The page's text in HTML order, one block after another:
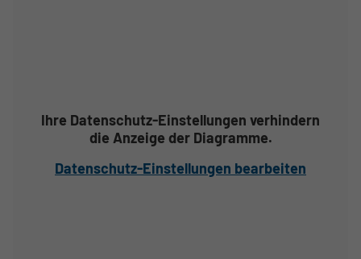
Ihre Datenschutz-Einstellungen verhindern
die Anzeige der Diagramme.
Datenschutz-Einstellungen bearbeiten